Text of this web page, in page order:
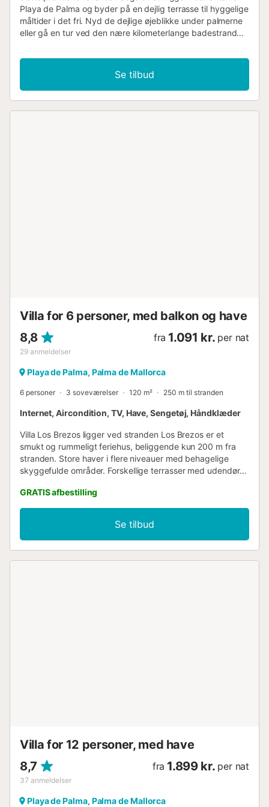
Playa de Palma og byder på en dejlig terrasse til hyggelige
måltider i det fri. Nyd de dejlige øjeblikke under palmerne
eller gå en tur ved den nære kilometerlange badestrand
stranden også velegnet til småbørn. I højsæsonen er den
dog ret levende, og sportslige gæster kan også leje
vandsportsredskaber eller cykler. Grundet de gode
forbindelser kan I undvære at leje en bil. Også øens
Se tilbud
Villa for 6 personer, med balkon og have
8,8
29 anmeldelser
fra 1.091 kr. per nat
Playa de Palma, Palma de Mallorca
6 personer 3 soveværelser 120 m² 250 m til stranden
Internet, Aircondition, TV, Have, Sengetøj, Håndklæder
Villa Los Brezos ligger ved stranden Los Brezos er et
smukt og rummeligt feriehus, beliggende kun 200 m fra
stranden. Store haver i flere niveauer med behagelige
skyggefulde områder. Forskellige terrasser med udendørs
til afslapning i solen. Huset består af 3 dobbeltværelser. Et
af dem med dobbeltseng og de andre med 2 enkeltsenge
hver. Stort, møbleret og udstyret køkken. 100MB
fiberoptisk internet. Satellit-tv. Aircondition i hele huset,
dvs. i 3 soveværelser og i stuen/spisestuen. Rygning
GRATIS afbestilling
Se tilbud
Villa for 12 personer, med have
8,7
37 anmeldelser
fra 1.899 kr. per nat
Playa de Palma, Palma de Mallorca